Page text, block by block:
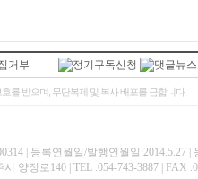
를 받으며, 무단복제 및 복사 배포를 금합니다
| 등록연월일/발행연월일:2014.5.27
양정로140 | TEL .054-743-3887 | FAX